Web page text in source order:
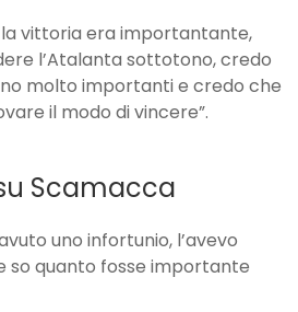
la vittoria era importantante,
l’Atalanta sottotono, credo
molto importanti e credo che
il modo di vincere”.
Scamacca
uno infortunio, l’avevo
so quanto fosse importante